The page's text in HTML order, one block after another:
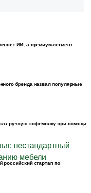
ИИ, а премиум-сегмент
бренда назвал популярные
ручную кофемолку при помощи
российский стартап по